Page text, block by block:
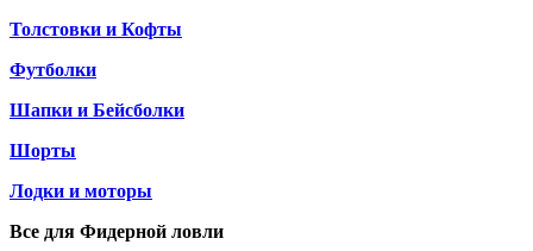
Толстовки и Кофты
Футболки
Шапки и Бейсболки
Шорты
Лодки и моторы
Все для Фидерной ловли